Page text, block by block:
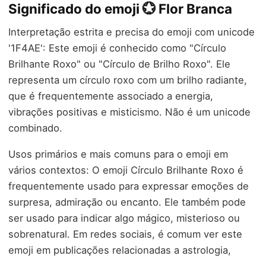
Significado do emoji 💮 Flor Branca
Interpretação estrita e precisa do emoji com unicode
'1F4AE': Este emoji é conhecido como "Círculo
Brilhante Roxo" ou "Círculo de Brilho Roxo". Ele
representa um círculo roxo com um brilho radiante,
que é frequentemente associado a energia,
vibrações positivas e misticismo. Não é um unicode
combinado.
Usos primários e mais comuns para o emoji em
vários contextos: O emoji Círculo Brilhante Roxo é
frequentemente usado para expressar emoções de
surpresa, admiração ou encanto. Ele também pode
ser usado para indicar algo mágico, misterioso ou
sobrenatural. Em redes sociais, é comum ver este
emoji em publicações relacionadas a astrologia,